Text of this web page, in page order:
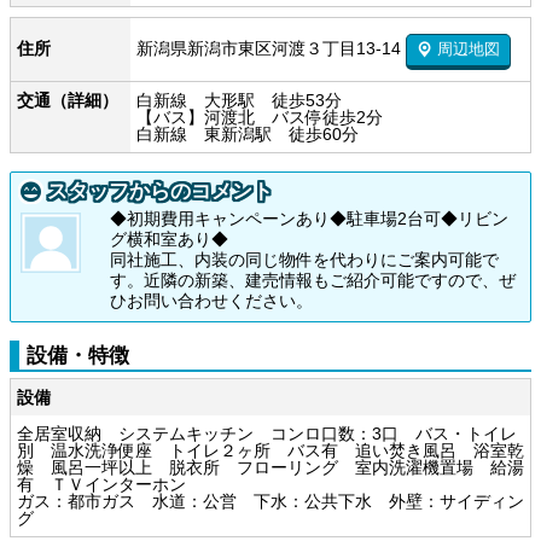
住所 新潟県新潟市東区河渡３丁目13-14 周辺地図
交通（詳細）
白新線 大形駅 徒歩53分
【バス】河渡北 バス停徒歩2分
白新線 東新潟駅 徒歩60分
スタッフからのコメント
◆初期費用キャンペーンあり◆駐車場2台可◆リビン
グ横和室あり◆
同社施工、内装の同じ物件を代わりにご案内可能で
す。近隣の新築、建売情報もご紹介可能ですので、ぜ
ひお問い合わせください。
設備・特徴
設備
全居室収納 システムキッチン コンロ口数：3口 バス・トイレ
別 温水洗浄便座 トイレ２ヶ所 バス有 追い焚き風呂 浴室乾
燥 風呂一坪以上 脱衣所 フローリング 室内洗濯機置場 給湯
有 ＴＶインターホン
ガス：都市ガス 水道：公営 下水：公共下水 外壁：サイディン
グ